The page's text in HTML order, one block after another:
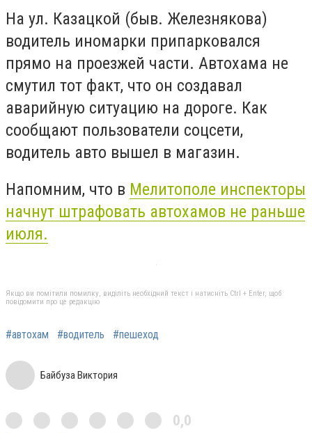
На ул. Казацкой (быв. Железнякова)
водитель иномарки припарковался
прямо на проезжей части. Автохама не
смутил тот факт, что он создавал
аварийную ситуацию на дороге. Как
сообщают пользователи соцсети,
водитель авто вышел в магазин.
Напомним, что в Мелитополе инспекторы
начнут штрафовать автохамов не раньше
июля.
Якщо ви помітили помилку, виділіть необхідний текст і натисніть Ctrl + Enter, щоб
повідомити про це редакцію
#автохам #водитель #пешеход
Байбуза Виктория
0,0